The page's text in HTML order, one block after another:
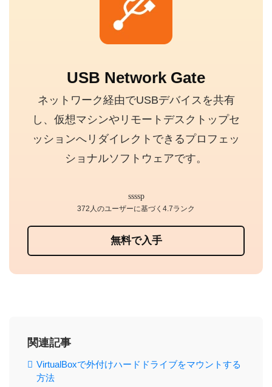
USB Network Gate
ネットワーク経由でUSBデバイスを共有
し、仮想マシンやリモートデスクトップセ
ッションへリダイレクトできるプロフェッ
ショナルソフトウェアです。
無料で入手
372人のユーザーに基づく4.7ランク
関連記事
VirtualBoxで外付けハードドライブをマウントする
方法